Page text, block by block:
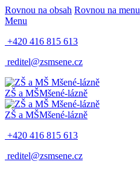
Rovnou na obsah Rovnou na menu
Menu
+420 416 815 613
reditel@zsmsene.cz
ZŠ a MŠMšené-lázně
ZŠ a MŠMšené-lázně
+420 416 815 613
reditel@zsmsene.cz